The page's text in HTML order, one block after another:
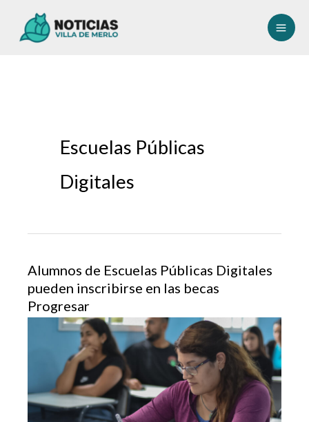
Escuelas Públicas
Digitales
Alumnos de Escuelas Públicas Digitales
pueden inscribirse en las becas
Progresar